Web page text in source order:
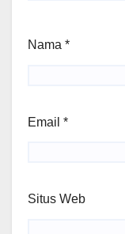
Nama *
Email *
Situs Web